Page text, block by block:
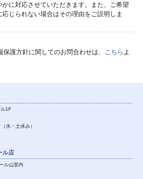
かに対応させていただきます。また、ご希望
じられない場合はその理由をご説明しま
護方針に関してのお問合わせは、 こちら よ
1F
水・土休み）
ル店
ル山室内